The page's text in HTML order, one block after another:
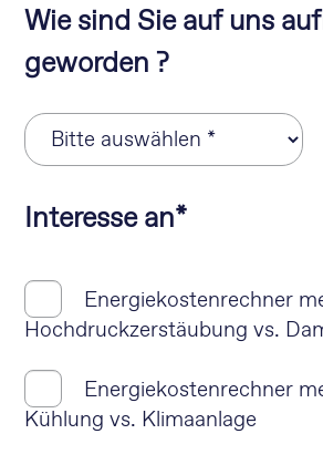
Wie sind Sie auf uns
geworden ?
Pflichtfeld
Interesse an*
Energiekostenrechner
Hochdruckzerstäubung vs.
Energiekostenrechner
Kühlung vs. Klimaanlage